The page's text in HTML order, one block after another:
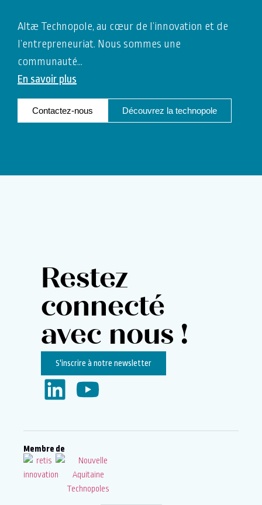
Altæ Technopole, au cœur de l’innovation et de
l’entrepreneuriat. Nous sommes une
communauté…
En savoir plus
Contactez-nous Découvrez la technopole
Restez
connecté
avec nous !
S'inscrire à notre newsletter
Membre de